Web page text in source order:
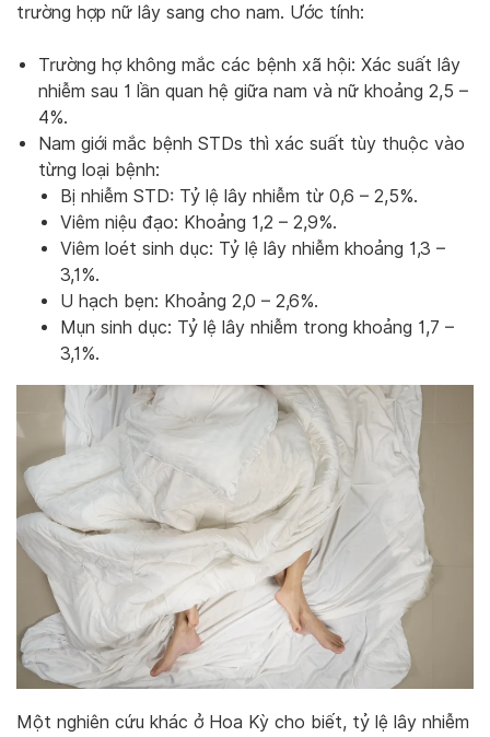
trường hợp nữ lây sang cho nam. Ước tính:
Trường hợ không mắc các bệnh xã hội: Xác suất lây
nhiễm sau 1 lần quan hệ giữa nam và nữ khoảng 2,5 –
4%.
Nam giới mắc bệnh STDs thì xác suất tùy thuộc vào
từng loại bệnh:
Bị nhiễm STD: Tỷ lệ lây nhiễm từ 0,6 – 2,5%.
Viêm niệu đạo: Khoảng 1,2 – 2,9%.
Viêm loét sinh dục: Tỷ lệ lây nhiễm khoảng 1,3 –
3,1%.
U hạch bẹn: Khoảng 2,0 – 2,6%.
Mụn sinh dục: Tỷ lệ lây nhiễm trong khoảng 1,7 –
3,1%.
Một nghiên cứu khác ở Hoa Kỳ cho biết, tỷ lệ lây nhiễm